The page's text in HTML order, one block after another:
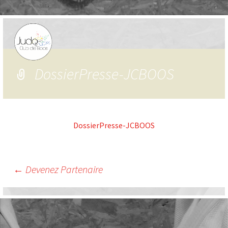
DossierPresse-JCBOOS
DossierPresse-JCBOOS
Navigation
des
← Devenez Partenaire